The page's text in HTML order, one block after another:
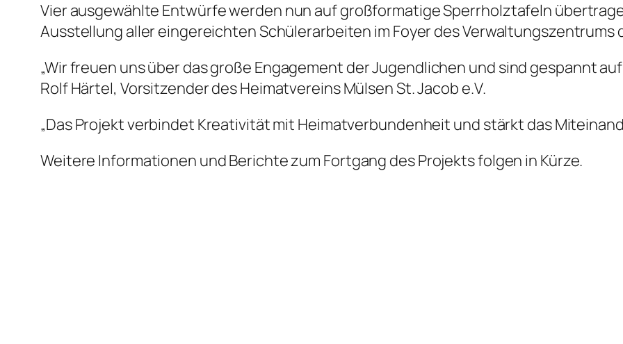
Vier ausgewählte Entwürfe werden nun auf großformatige Sperrholztafeln
Ausstellung aller eingereichten Schülerarbeiten im Foyer des Verwaltungszentrums
„Wir freuen uns über das große Engagement der Jugendlichen und sind gespannt
Rolf Härtel, Vorsitzender des Heimatvereins Mülsen St. Jacob e.V.
„Das Projekt verbindet Kreativität mit Heimatverbundenheit und stärkt das
Weitere Informationen und Berichte zum Fortgang des Projekts folgen in Kürze.